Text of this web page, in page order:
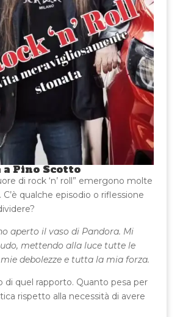
Pino Scotto
di rock ‘n’ roll” emergono molte
qualche episodio o riflessione
aperto il vaso di Pandora. Mi
mettendo alla luce tutte le
debolezze e tutta la mia forza.
di quel rapporto. Quanto pesa per
rispetto alla necessità di avere